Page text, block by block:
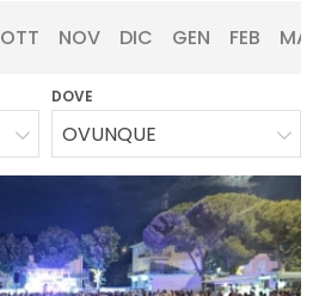
OTT NOV DIC GEN FEB
DOVE
OVUNQUE